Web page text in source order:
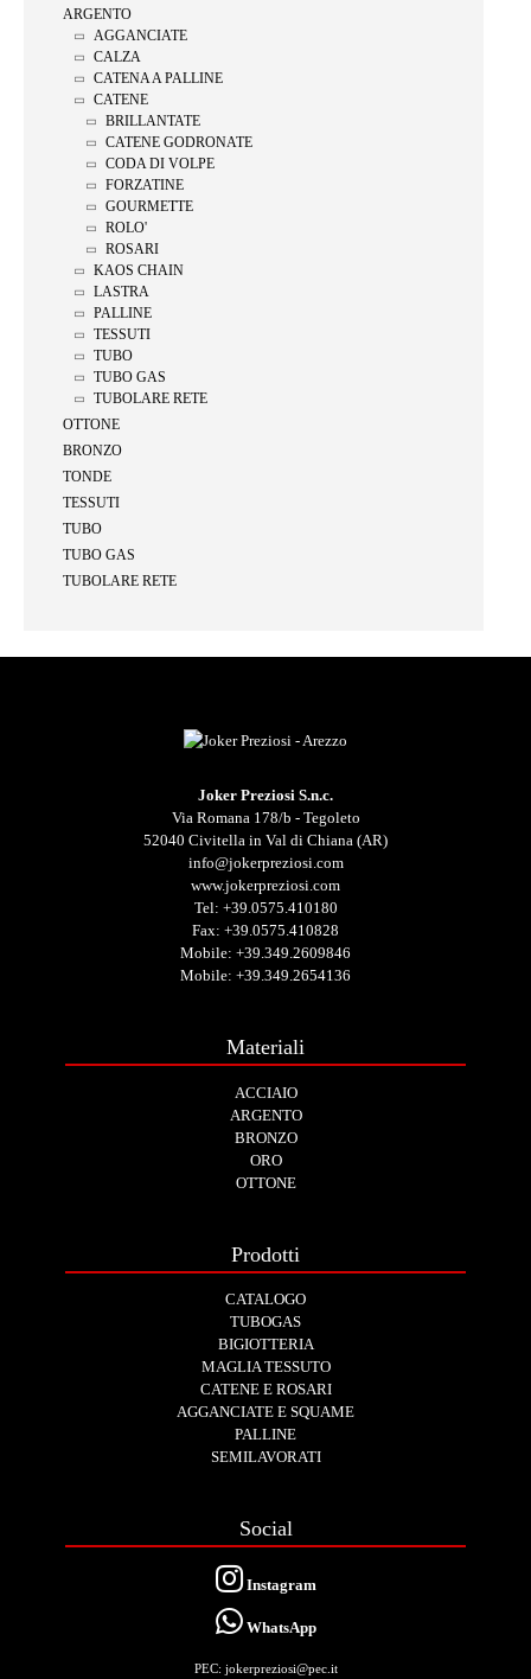
ARGENTO
AGGANCIATE
CALZA
CATENA A PALLINE
CATENE
BRILLANTATE
CATENE GODRONATE
CODA DI VOLPE
FORZATINE
GOURMETTE
ROLO'
ROSARI
KAOS CHAIN
LASTRA
PALLINE
TESSUTI
TUBO
TUBO GAS
TUBOLARE RETE
OTTONE
BRONZO
TONDE
TESSUTI
TUBO
TUBO GAS
TUBOLARE RETE
Joker Preziosi S.n.c.
Via Romana 178/b - Tegoleto
52040 Civitella in Val di Chiana (AR)
info@jokerpreziosi.com
www.jokerpreziosi.com
Tel: +39.0575.410180
Fax: +39.0575.410828
Mobile: +39.349.2609846
Mobile: +39.349.2654136
Materiali
ACCIAIO
ARGENTO
BRONZO
ORO
OTTONE
Prodotti
CATALOGO
TUBOGAS
BIGIOTTERIA
MAGLIA TESSUTO
CATENE E ROSARI
AGGANCIATE E SQUAME
PALLINE
SEMILAVORATI
Social
Instagram
WhatsApp
PEC: jokerpreziosi@pec.it